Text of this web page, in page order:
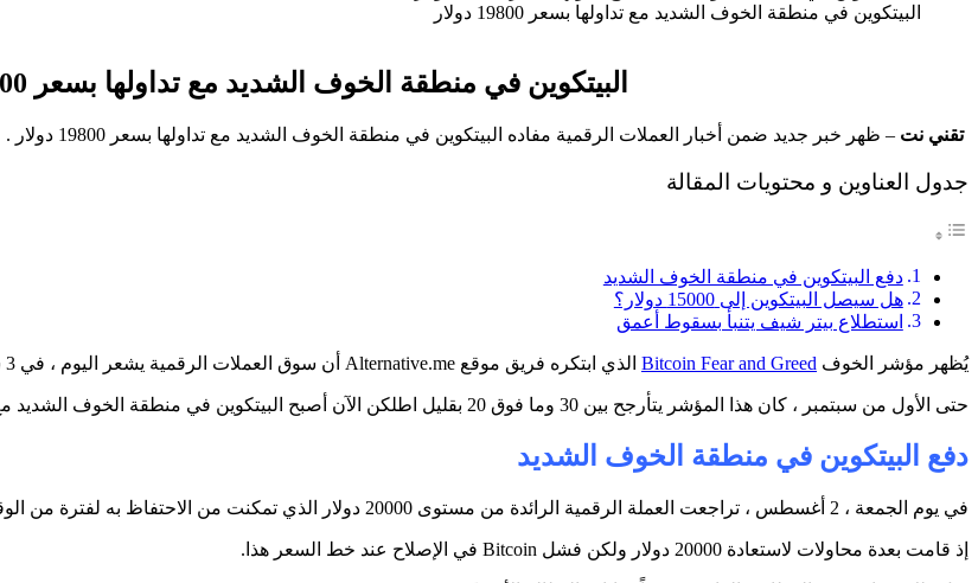
البيتكوين في منطقة الخوف الشديد مع تداولها بسعر 19800 دولار
البيتكوين في منطقة الخوف الشديد مع تداولها بسعر 19800 دولار
تقني نت – ظهر خبر جديد ضمن أخبار العملات الرقمية مفاده البيتكوين في منطقة الخوف الشديد مع تداولها بسعر 19800 دولار .
جدول العناوين و محتويات المقالة
دفع البيتكوين في منطقة الخوف الشديد
هل سيصل البيتكوين إلى 15000 دولار؟
استطلاع بيتر شيف يتنبأ بسقوط أعمق
يُظهر مؤشر الخوف Bitcoin Fear and Greed الذي ابتكره فريق موقع Alternative.me أن سوق العملات الرقمية يشعر اليوم ، في 3 سبتمبر ، بـ “الخوف الشديد”.
حتى الأول من سبتمبر ، كان هذا المؤشر يتأرجح بين 30 وما فوق 20 بقليل اطلكن الآن أصبح البيتكوين في منطقة الخوف الشديد مع تداولها بسعر 19800 دولار .
دفع البيتكوين في منطقة الخوف الشديد
في يوم الجمعة ، 2 أغسطس ، تراجعت العملة الرقمية الرائدة من مستوى 20000 دولار الذي تمكنت من الاحتفاظ به لفترة من الوقت وتراجعت قليلاً ، لتصل إلى منطقة 19800 دولار.
إذ قامت بعدة محاولات لاستعادة 20000 دولار ولكن فشل Bitcoin في الإصلاح عند خط السعر هذا.